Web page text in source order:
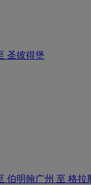
圣彼得堡
伯明翰广州 至 格拉